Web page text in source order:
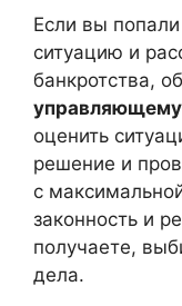
Если вы
ситуацию и
банкротства,
оценить
решение и
с
законность и
получаете,
дела.